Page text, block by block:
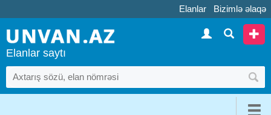
Elanlar Bizimlə əlaqə
Elanlar saytı